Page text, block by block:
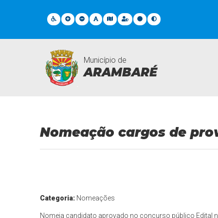
Município de
ARAMBARÉ
Documentos Gerais
Nomeação cargos de
Categoria: Nomeações
Nomeia candidato aprovado no concurso público Edital